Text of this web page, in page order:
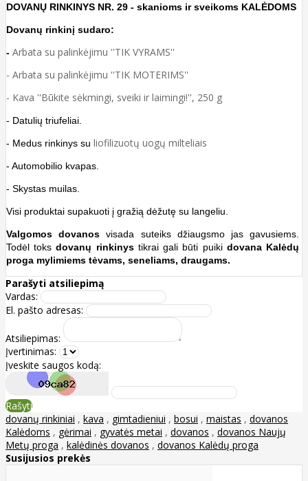
DOVANŲ RINKINYS NR. 29 - skanioms ir sveikoms KALĖDOMS
Dovanų rinkinį sudaro:
- Arbata su palinkėjimu ''TIK VYRAMS''
- Arbata su palinkėjimu ''TIK MOTERIMS''
- Kava ''Būkite sėkmingi, sveiki ir laimingi!'', 250 g
- Datulių triufeliai.
- Medus rinkinys su liofilizuotų uogų milteliais
- Automobilio kvapas.
- Skystas muilas.
Visi produktai supakuoti į gražią dėžutę su langeliu.
Valgomos dovanosvisada suteiks džiaugsmo jas gavusiems.
Todėl toksdovanų rinkinystikrai gali būti puiki dovana Kalėdų
proga mylimiems tėvams, seneliams, draugams.
Parašyti atsiliepimą
Vardas:
El. pašto adresas:
Atsiliepimas:
Įvertinimas:
Įveskite saugos kodą:
Rašyti
dovanų rinkiniai , kava , gimtadieniui , bosui , maistas , dovanos
Kalėdoms , gėrimai , gyvatės metai , dovanos , dovanos Naujų
Metų proga , kalėdinės dovanos , dovanos Kalėdų proga
Susijusios prekės